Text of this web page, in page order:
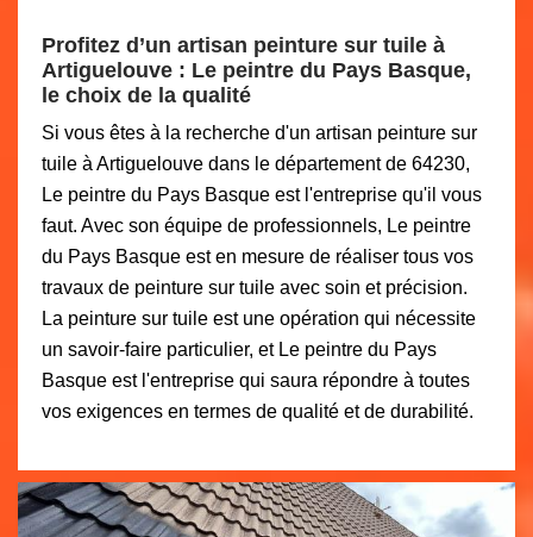
Profitez d’un artisan peinture sur tuile à
Artiguelouve : Le peintre du Pays Basque,
le choix de la qualité
Si vous êtes à la recherche d'un artisan peinture sur
tuile à Artiguelouve dans le département de 64230,
Le peintre du Pays Basque est l'entreprise qu'il vous
faut. Avec son équipe de professionnels, Le peintre
du Pays Basque est en mesure de réaliser tous vos
travaux de peinture sur tuile avec soin et précision.
La peinture sur tuile est une opération qui nécessite
un savoir-faire particulier, et Le peintre du Pays
Basque est l'entreprise qui saura répondre à toutes
vos exigences en termes de qualité et de durabilité.